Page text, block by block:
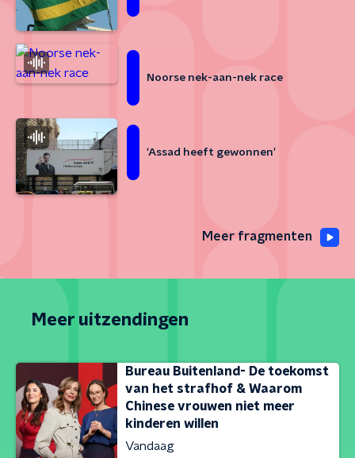
Noorse nek-aan-nek race
‘Assad heeft gewonnen’
Meer fragmenten
Meer uitzendingen
Bureau Buitenland- De toekomst
van het strafhof & Waarom
Chinese vrouwen niet meer
kinderen willen
Vandaag